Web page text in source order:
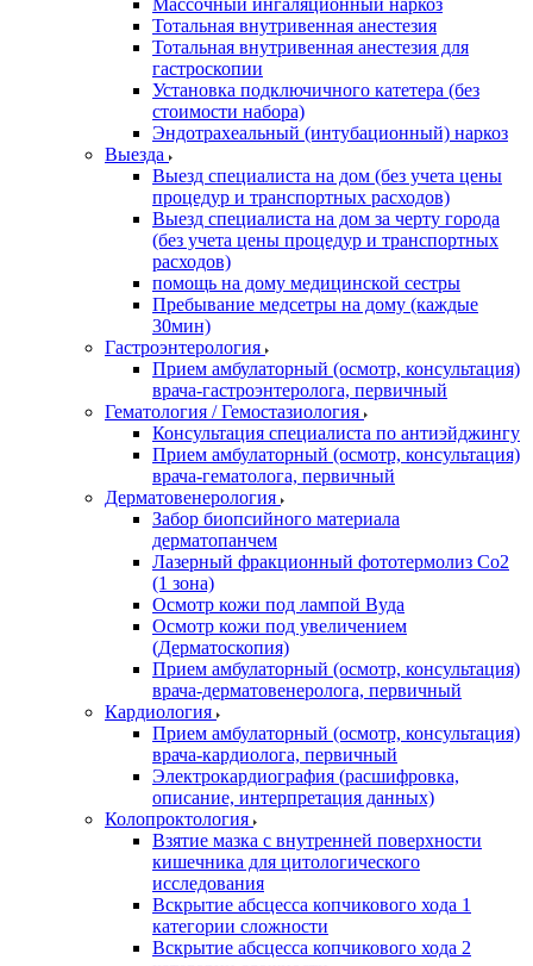
Массочный ингаляционный наркоз
Тотальная внутривенная анестезия
Тотальная внутривенная анестезия для
гастроскопии
Установка подключичного катетера (без
стоимости набора)
Эндотрахеальный (интубационный) наркоз
Выезда
Выезд специалиста на дом (без учета цены
процедур и транспортных расходов)
Выезд специалиста на дом за черту города
(без учета цены процедур и транспортных
расходов)
помощь на дому медицинской сестры
Пребывание медсетры на дому (каждые
30мин)
Гастроэнтерология
Прием амбулаторный (осмотр, консультация)
врача-гастроэнтеролога, первичный
Гематология / Гемостазиология
Консультация специалиста по антиэйджингу
Прием амбулаторный (осмотр, консультация)
врача-гематолога, первичный
Дерматовенерология
Забор биопсийного материала
дерматопанчем
Лазерный фракционный фототермолиз Со2
(1 зона)
Осмотр кожи под лампой Вуда
Осмотр кожи под увеличением
(Дерматоскопия)
Прием амбулаторный (осмотр, консультация)
врача-дерматовенеролога, первичный
Кардиология
Прием амбулаторный (осмотр, консультация)
врача-кардиолога, первичный
Электрокардиография (расшифровка,
описание, интерпретация данных)
Колопроктология
Взятие мазка с внутренней поверхности
кишечника для цитологического
исследования
Вскрытие абсцесса копчикового хода 1
категории сложности
Вскрытие абсцесса копчикового хода 2